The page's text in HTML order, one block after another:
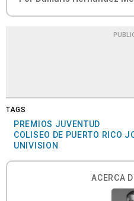
TAGS
PREMIOS JUVENTUD
COLISEO DE PUERTO RICO
UNIVISION
ACERCA